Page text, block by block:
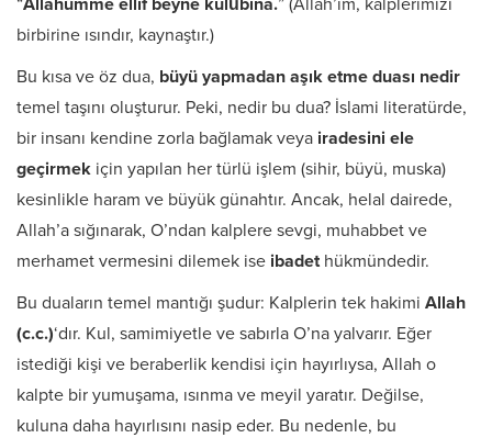
“Allahümme ellif beyne kulûbina.” (Allah’ım, kalplerimizi
birbirine ısındır, kaynaştır.)
Bu kısa ve öz dua, büyü yapmadan aşık etme duası nedir
temel taşını oluşturur. Peki, nedir bu dua? İslami literatürde,
bir insanı kendine zorla bağlamak veya iradesini ele
geçirmek için yapılan her türlü işlem (sihir, büyü, muska)
kesinlikle haram ve büyük günahtır. Ancak, helal dairede,
Allah’a sığınarak, O’ndan kalplere sevgi, muhabbet ve
merhamet vermesini dilemek ise ibadethükmündedir.
Bu duaların temel mantığı şudur: Kalplerin tek hakimi Allah
(c.c.)‘dır. Kul, samimiyetle ve sabırla O’na yalvarır. Eğer
istediği kişi ve beraberlik kendisi için hayırlıysa, Allah o
kalpte bir yumuşama, ısınma ve meyil yaratır. Değilse,
kuluna daha hayırlısını nasip eder. Bu nedenle, bu